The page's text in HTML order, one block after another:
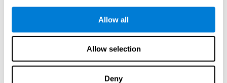
Allow all
Allow selection
Deny
糖果分類